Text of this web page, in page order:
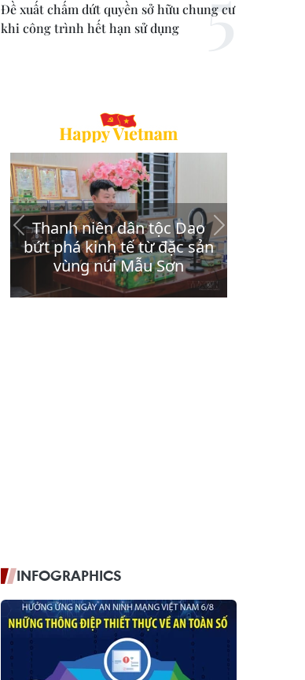
Đề xuất chấm dứt quyền sở hữu chung cư
khi công trình hết hạn sử dụng
INFOGRAPHICS